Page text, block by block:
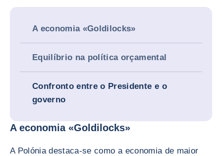
A economia «Goldilocks»
Equilíbrio na política orçamental
Confronto entre o Presidente e o
governo
A economia «Goldilocks»
A Polónia destaca-se como a economia de maior